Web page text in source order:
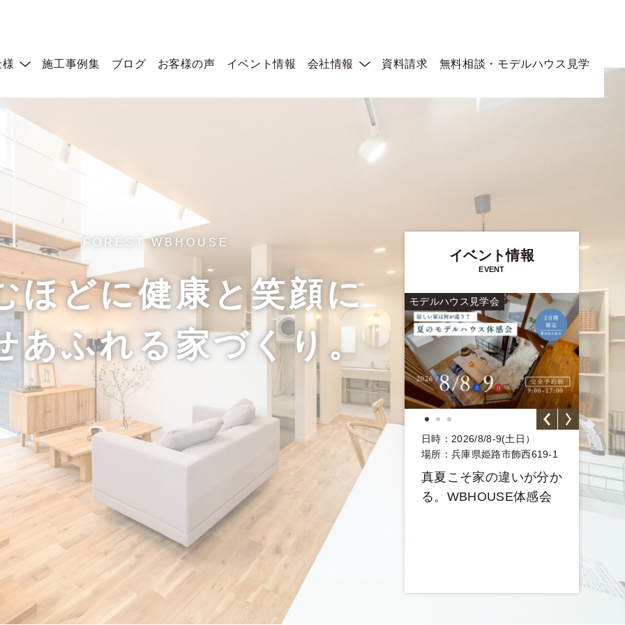
施工事例集 ブログ お客様の声 イベント情報 会社情報 資料請求 無料相談・モデルハウス見学
FOREST WBHOUSE
ほどに健康と笑顔に
あふれる家づくり。
イベント情報
EVENT
このイベントは終了しま
した
終了したイベント/宿泊体験
日時：2026年8月29日-30日(土
日)
場所：フォレストモデルハウス
兵庫県姫路市飾西619-1
【満員御礼】モデルハウ
ス宿泊体験｜建ててから
後悔する前に、一晩試し
このイベントは終了しま
した
終了したイベント/オーナー様邸見学
会
日時：2026/7/4,5(土日)、18,1
9,20(土日月)
場所：兵庫県姫路市書写
【受付終了】WBHOUS
E 9年目のお家 | お施主
様邸見学会
モデルハウス見学会
日時：2026/8/8-9(土日）
場所：兵庫県姫路市飾西619-1
真夏こそ家の違いが分か
る。WBHOUSE体感会
こ
した
日時
日)
場所
兵庫
【
て